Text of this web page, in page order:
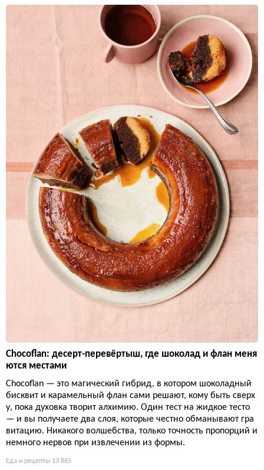
Chocoflan: десерт-перевёртыш, где шоколад и флан меня
ются местами
Chocoflan — это магический гибрид, в котором шоколадный
бисквит и карамельный флан сами решают, кому быть сверх
у, пока духовка творит алхимию. Один тест на жидкое тесто
— и вы получаете два слоя, которые честно обманывают гра
витацию. Никакого волшебства, только точность пропорций и
немного нервов при извлечении из формы.
Еда и рецепты 13 865